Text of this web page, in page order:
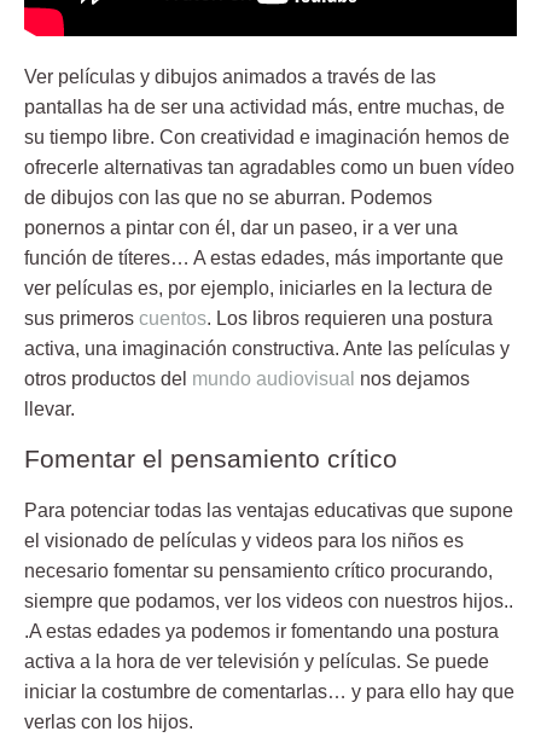
Ver películas y dibujos animados a través de las
pantallas ha de ser una actividad más, entre muchas, de
su tiempo libre. Con creatividad e imaginación hemos de
ofrecerle alternativas tan agradables como un buen vídeo
de dibujos con las que no se aburran. Podemos
ponernos a pintar con él, dar un paseo, ir a ver una
función de títeres… A estas edades, más importante que
ver películas es, por ejemplo, iniciarles en la lectura de
sus primeros cuentos. Los libros requieren una postura
activa, una imaginación constructiva. Ante las películas y
otros productos del mundo audiovisual nos dejamos
llevar.
Fomentar el pensamiento crítico
Para potenciar todas las ventajas educativas que supone
el visionado de películas y videos para los niños es
necesario fomentar su pensamiento crítico procurando,
siempre que podamos, ver los videos con nuestros hijos..
.A estas edades ya podemos ir fomentando una postura
activa a la hora de ver televisión y películas. Se puede
iniciar la costumbre de comentarlas… y para ello hay que
verlas con los hijos.